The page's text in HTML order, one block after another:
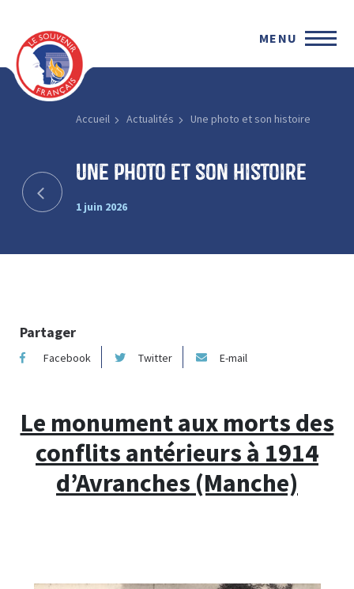
MENU
Accueil Actualités Une photo et son histoire
Une photo et son histoire
1 juin 2026
Partager
Facebook Twitter E-mail
Le monument aux morts des
conflits antérieurs à 1914
d’Avranches (Manche)